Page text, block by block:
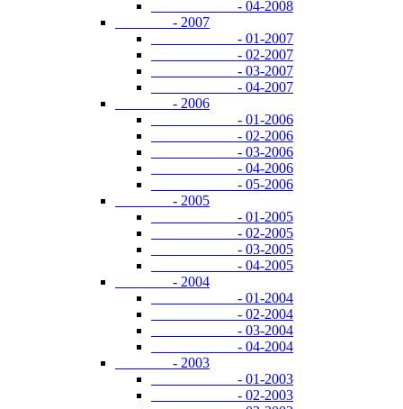
- 04-2008
- 2007
- 01-2007
- 02-2007
- 03-2007
- 04-2007
- 2006
- 01-2006
- 02-2006
- 03-2006
- 04-2006
- 05-2006
- 2005
- 01-2005
- 02-2005
- 03-2005
- 04-2005
- 2004
- 01-2004
- 02-2004
- 03-2004
- 04-2004
- 2003
- 01-2003
- 02-2003